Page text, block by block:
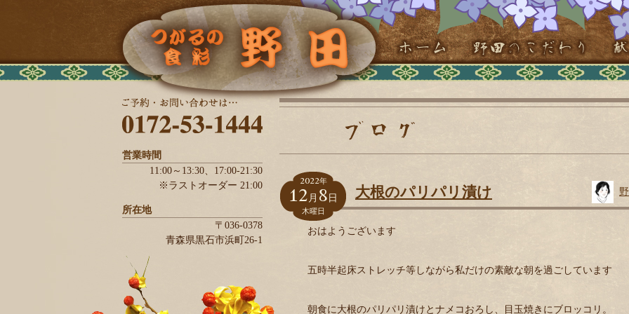
営業時間
11:00～13:30、 17:00-21:30
※ラストオーダー 21:00
所在地
〒036-0378
青森県黒石市浜町26-1
2022年
12 月 8 日
木曜日
大根のパリパリ漬け
おはようございます
五時半起床ストレッチ等しながら私だけの素敵な朝を過ごしています
朝食に大根のパリパリ漬けとナメコおろし、目玉焼きにブロッコリ。